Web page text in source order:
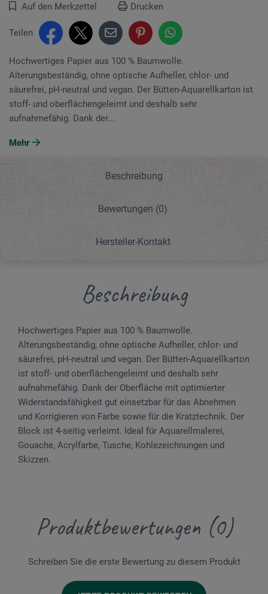
Auf den Merkzettel Drucken
Teilen
Hochwertiges Papier aus 100 % Baumwolle.
Alterungsbeständig, ohne optische Aufheller, chlor- und
säurefrei, pH-neutral und vegan. Der Bütten-Aquarellkarton ist
stoff- und oberflächengeleimt und deshalb sehr
aufnahmefähig. Dank der...
Mehr
Beschreibung
Bewertungen (0)
Hersteller-Kontakt
Beschreibung
Hochwertiges Papier aus 100 % Baumwolle.
Alterungsbeständig, ohne optische Aufheller, chlor- und
säurefrei, pH-neutral und vegan. Der Bütten-Aquarellkarton
ist stoff- und oberflächengeleimt und deshalb sehr
aufnahmefähig. Dank der Oberfläche mit optimierter
Widerstandsfähigkeit gut einsetzbar für das Abnehmen
und Korrigieren von Farbe sowie für die Kratztechnik. Der
Block ist 4-seitig verleimt. Ideal für Aquarellmalerei,
Gouache, Acrylfarbe, Tusche, Kohlezeichnungen und
Skizzen.
Produktbewertungen (0)
Schreiben Sie die erste Bewertung zu diesem Produkt